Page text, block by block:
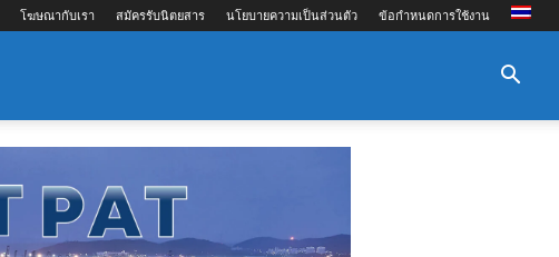
โฆษณากับเรา สมัครรับนิตยสาร นโยบายความเป็นส่วนตัว ข้อกำหนดการใช้งาน